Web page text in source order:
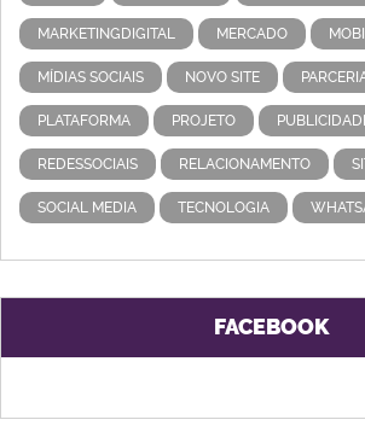
MARKETINGDIGITAL MERCADO
MÍDIAS SOCIAIS NOVO SITE
PLATAFORMA PROJETO
REDESSOCIAIS RELACIONAMENTO
SOCIAL MEDIA TECNOLOGIA
FACEBOOK